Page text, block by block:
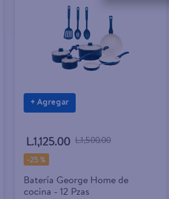
+ Agregar
L.1,125.00 L.1,500.00
-25 %
Batería George Home de
cocina - 12 Pzas